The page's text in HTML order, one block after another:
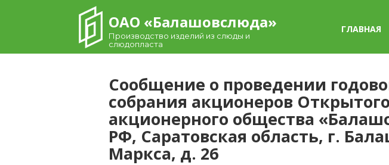
ОАО «Балашовcлюда»
Производство изделий из слюды и
слюдопласта
ГЛАВНАЯ
Сообщение о проведении
собрания акционеров Открытого
акционерного общества
РФ, Саратовская область, г.
Маркса, д. 26